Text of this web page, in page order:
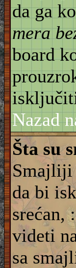
da ga
mera
board
Nazad
Šta su
Smajliji
da bi
srećan,
videti
sa